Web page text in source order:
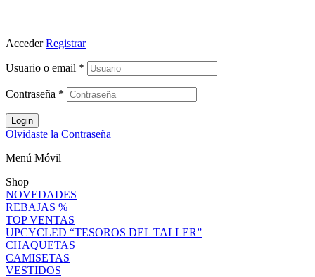
Acceder Registrar
Usuario o email *
Contraseña *
Login
Olvidaste la Contraseña
Menú Móvil
Shop
NOVEDADES
REBAJAS %
TOP VENTAS
UPCYCLED “TESOROS DEL TALLER”
CHAQUETAS
CAMISETAS
VESTIDOS